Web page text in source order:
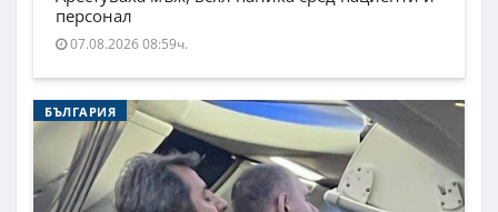
персонал
07.08.2026 08:59ч.
БЪЛГАРИЯ